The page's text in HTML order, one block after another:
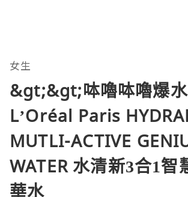
女生
&gt;&gt;呠嚕呠嚕爆
L’Oréal Paris
MUTLI-ACTIVE
WATER 水清新3合1智
華水